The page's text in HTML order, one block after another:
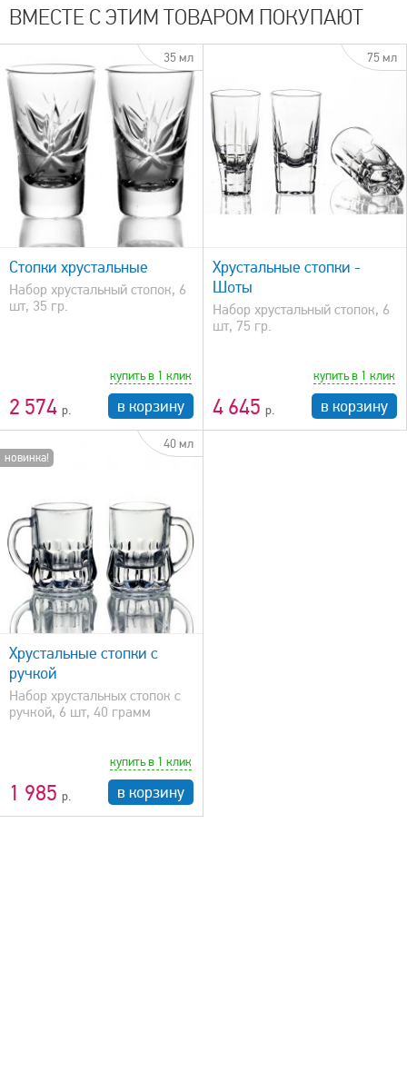
ВМЕСТЕ С ЭТИМ ТОВАРОМ ПОКУПАЮТ
35 мл
Стопки хрустальные
Набор хрустальный стопок, 6
шт, 35 гр.
2 574
купить в 1 клик
в корзину
75 мл
быстрый просмотр
Хрустальные стопки -
Шоты
Набор хрустальный стопок, 6
шт, 75 гр.
4 645
купить в 1 клик
в корзину
новинка!
40 мл
Хрустальные стопки с
ручкой
Набор хрустальных стопок с
ручкой, 6 шт, 40 грамм
1 985
купить в 1 клик
в корзину